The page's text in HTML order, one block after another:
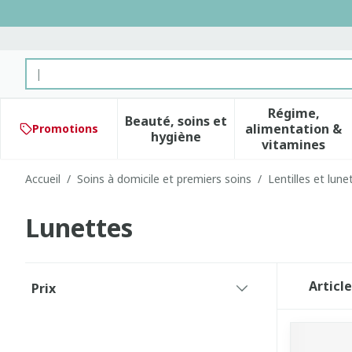
Rechercher
Promotions
Beauté, soins et
hygièneAfficher le sous-menu pour
Régime,
alimentation &
vitamines
Afficher
Accueil / Soins à domicile et premiers soins / Lentilles et
Lunettes
Prix